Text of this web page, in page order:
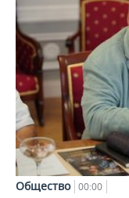
Общество 00:00